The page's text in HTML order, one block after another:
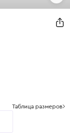
Таблица размеров